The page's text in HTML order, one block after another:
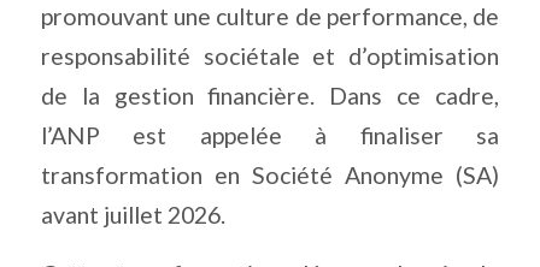
promouvant une culture de performance, de
responsabilité sociétale et d’optimisation
de la gestion financière. Dans ce cadre,
l’ANP est appelée à finaliser sa
transformation en Société Anonyme (SA)
avant juillet 2026.